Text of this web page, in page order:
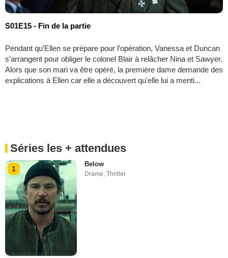
S01E15 - Fin de la partie
Pendant qu’Ellen se prépare pour l’opération, Vanessa et Duncan
s’arrangent pour obliger le colonel Blair à relâcher Nina et Sawyer.
Alors que son mari va être opéré, la première dame demande des
explications à Ellen car elle a découvert qu'elle lui a menti...
Séries les + attendues
1
Below
Drame,Thriller